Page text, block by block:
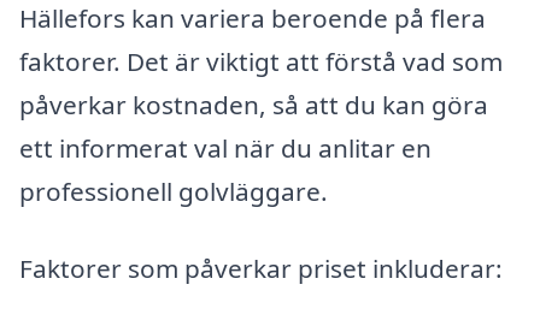
Hällefors kan variera beroende på flera
faktorer. Det är viktigt att förstå vad som
påverkar kostnaden, så att du kan göra
ett informerat val när du anlitar en
professionell golvläggare.
Faktorer som påverkar priset inkluderar: